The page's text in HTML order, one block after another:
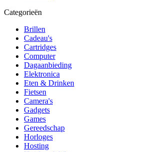
Categorieën
Brillen
Cadeau's
Cartridges
Computer
Dagaanbieding
Elektronica
Eten & Drinken
Fietsen
Camera's
Gadgets
Games
Gereedschap
Horloges
Hosting